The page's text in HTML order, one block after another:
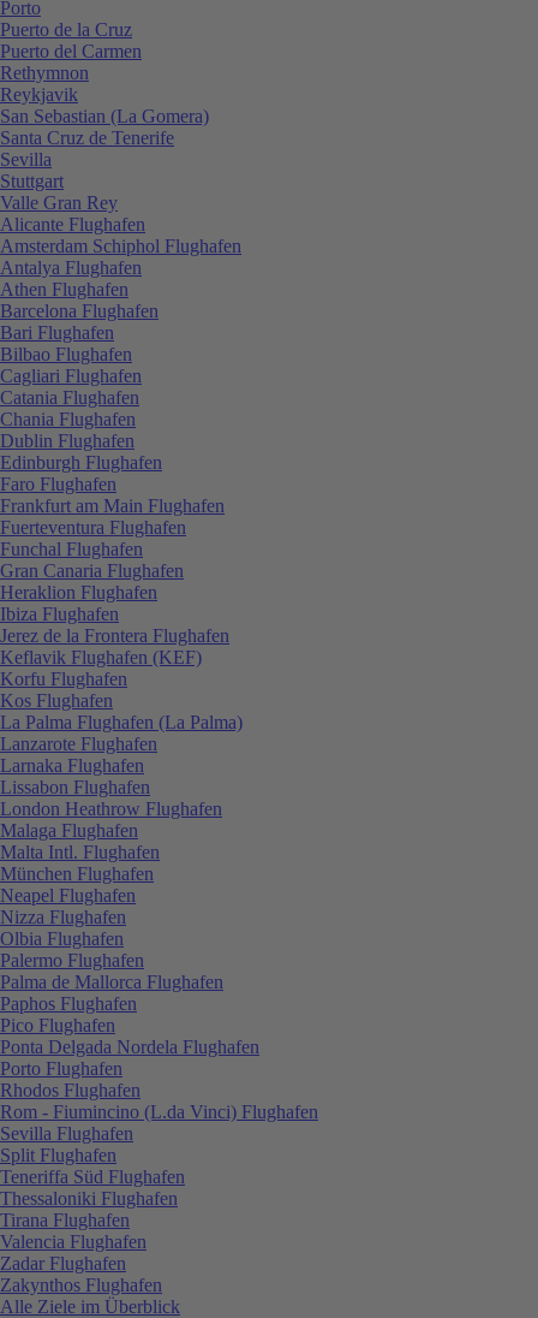
Porto
Puerto de la Cruz
Puerto del Carmen
Rethymnon
Reykjavik
San Sebastian (La Gomera)
Santa Cruz de Tenerife
Sevilla
Stuttgart
Valle Gran Rey
Alicante Flughafen
Amsterdam Schiphol Flughafen
Antalya Flughafen
Athen Flughafen
Barcelona Flughafen
Bari Flughafen
Bilbao Flughafen
Cagliari Flughafen
Catania Flughafen
Chania Flughafen
Dublin Flughafen
Edinburgh Flughafen
Faro Flughafen
Frankfurt am Main Flughafen
Fuerteventura Flughafen
Funchal Flughafen
Gran Canaria Flughafen
Heraklion Flughafen
Ibiza Flughafen
Jerez de la Frontera Flughafen
Keflavik Flughafen (KEF)
Korfu Flughafen
Kos Flughafen
La Palma Flughafen (La Palma)
Lanzarote Flughafen
Larnaka Flughafen
Lissabon Flughafen
London Heathrow Flughafen
Malaga Flughafen
Malta Intl. Flughafen
München Flughafen
Neapel Flughafen
Nizza Flughafen
Olbia Flughafen
Palermo Flughafen
Palma de Mallorca Flughafen
Paphos Flughafen
Pico Flughafen
Ponta Delgada Nordela Flughafen
Porto Flughafen
Rhodos Flughafen
Rom - Fiumincino (L.da Vinci) Flughafen
Sevilla Flughafen
Split Flughafen
Teneriffa Süd Flughafen
Thessaloniki Flughafen
Tirana Flughafen
Valencia Flughafen
Zadar Flughafen
Zakynthos Flughafen
Alle Ziele im Überblick